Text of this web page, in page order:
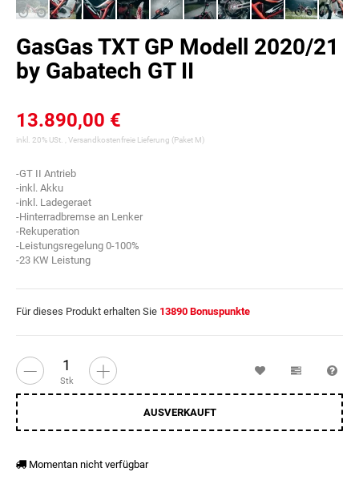
GasGas TXT GP Modell 2020/21
by Gabatech GT II
13.890,00 €
inkl. 20% USt. , Versandkostenfreie Lieferung (Paket M)
-GT II Antrieb
-inkl. Akku
-inkl. Ladegeraet
-Hinterradbremse an Lenker
-Rekuperation
-Leistungsregelung 0-100%
-23 KW Leistung
Für dieses Produkt erhalten Sie 13890 Bonuspunkte
Stk
AUSVERKAUFT
Momentan nicht verfügbar
Wunschzettel